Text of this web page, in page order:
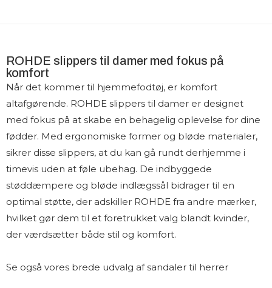
ROHDE slippers til damer med fokus på
komfort
Når det kommer til hjemmefodtøj, er komfort
altafgørende. ROHDE slippers til damer er designet
med fokus på at skabe en behagelig oplevelse for dine
fødder. Med ergonomiske former og bløde materialer,
sikrer disse slippers, at du kan gå rundt derhjemme i
timevis uden at føle ubehag. De indbyggede
støddæmpere og bløde indlægssål bidrager til en
optimal støtte, der adskiller ROHDE fra andre mærker,
hvilket gør dem til et foretrukket valg blandt kvinder,
der værdsætter både stil og komfort.
Se også vores brede udvalg afsandaler til herrer